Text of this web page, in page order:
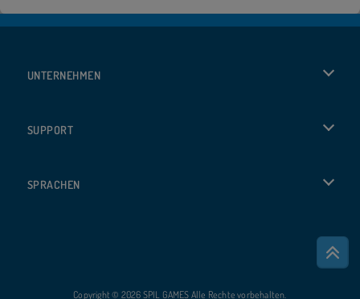
UNTERNEHMEN
SUPPORT
SPRACHEN
Copyright © 2026 SPIL GAMES Alle Rechte vorbehalten.